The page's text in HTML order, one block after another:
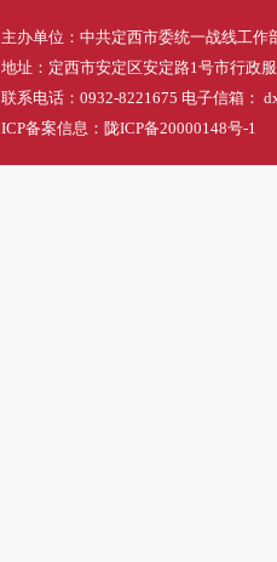
主办单位：中共定西市委统一战线工作
地址：定西市安定区安定路1号市行政
联系电话：0932-8221675 电子信箱：
ICP备案信息： 陇ICP备20000148号-1